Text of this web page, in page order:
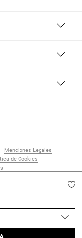
Menciones Legales
de Cookies
reservados.